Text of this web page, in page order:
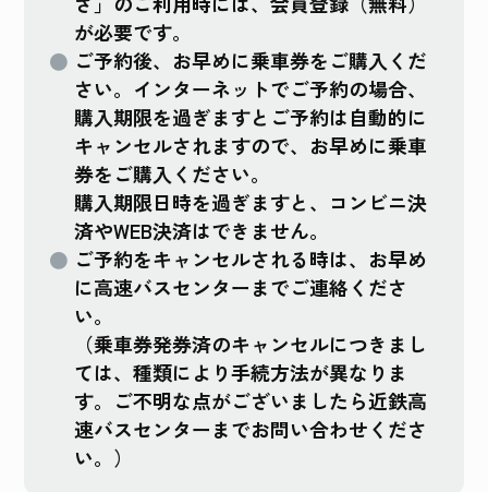
が必要です。
ご予約後、お早めに乗車券をご購入くだ
さい。インターネットでご予約の場合、
購入期限を過ぎますとご予約は自動的に
キャンセルされますので、お早めに乗車
券をご購入ください。
購入期限日時を過ぎますと、コンビニ決
済やWEB決済はできません。
ご予約をキャンセルされる時は、お早め
に高速バスセンターまでご連絡くださ
い。
（乗車券発券済のキャンセルにつきまし
ては、種類により手続方法が異なりま
す。ご不明な点がございましたら近鉄高
速バスセンターまでお問い合わせくださ
い。）